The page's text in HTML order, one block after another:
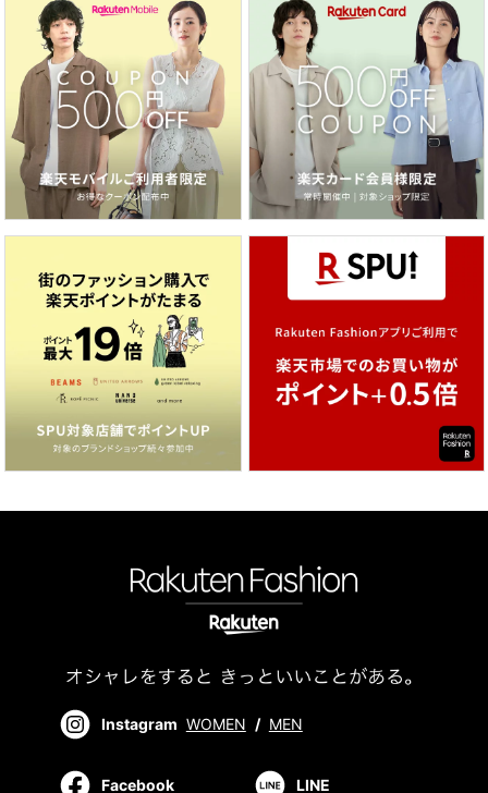
Instagram WOMEN / MEN
Facebook LINE